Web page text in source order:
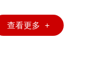
查看更多 +